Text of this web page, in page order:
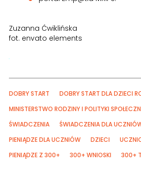
Zuzanna Ćwiklińska
fot. envato elements
DOBRY START
DOBRY START DLA DZIECI
MINISTERSTWO RODZINY I POLITYKI
ŚWIADCZENIA
ŚWIADCZENIA DLA
PIENIĄDZE DLA UCZNIÓW
DZIECI
PIENIĄDZE Z 300+
300+ WNIOSKI 300+